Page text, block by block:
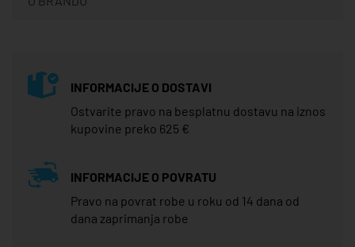
INFORMACIJE O DOSTAVI
Ostvarite pravo na besplatnu dostavu na iznos
kupovine preko 625 €
INFORMACIJE O POVRATU
Pravo na povrat robe u roku od 14 dana od
dana zaprimanja robe